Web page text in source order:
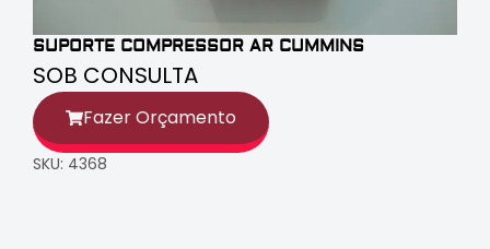
SUPORTE COMPRESSOR AR CUMMINS
SOB CONSULTA
Fazer Orçamento
SKU: 4368